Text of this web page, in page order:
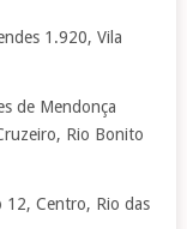
1.920, Vila
de Mendonça
Rio Bonito
12, Centro, Rio das